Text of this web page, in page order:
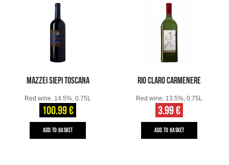
MAZZEI SIEPI TOSCANA
Red wine, 14.5%, 0.75L
100.99 €
ADD TO BASKET
RIO CLARO CARMENERE
Red wine, 13.5%, 0.75L
3.99 €
ADD TO BASKET